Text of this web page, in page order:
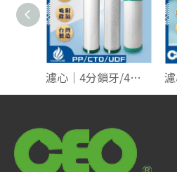
濾心｜4分鎖牙/4分雙O令【全系列】